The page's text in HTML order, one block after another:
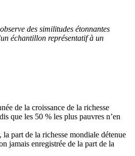
des similitudes étonnantes
échantillon représentatif à un
de la croissance de la richesse
que les 50 % les plus pauvres n’en
part de la richesse mondiale détenue
jamais enregistrée de la part de la